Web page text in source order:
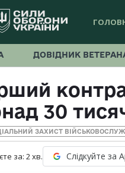
ДОВІДНИК
30
ЗАХИСТ
за: 2хв. Слідкуйте за